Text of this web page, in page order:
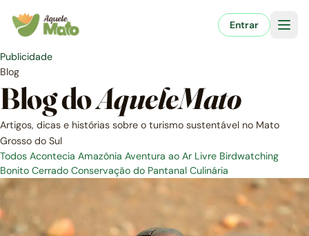
para
conteúdo
Entrar
Publicidade
Blog
Blog doAqueleMato
Artigos, dicas e histórias sobre o turismo sustentável no Mato
Grosso do Sul
Todos Acontecia Amazônia Aventura ao Ar Livre Birdwatching
Bonito Cerrado Conservação do Pantanal Culinária